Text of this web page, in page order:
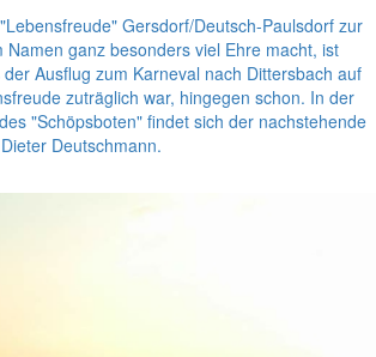
Gersdorf/Deutsch-Paulsdorf zur
Namen ganz besonders viel Ehre macht, ist
Ausflug zum Karneval nach Dittersbach auf
zuträglich war, hingegen schon. In der
"Schöpsboten" findet sich der nachstehende
Deutschmann.